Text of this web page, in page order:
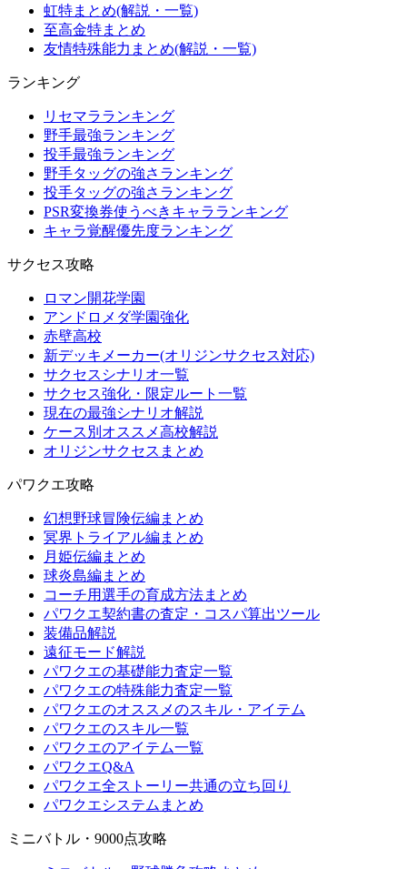
虹特まとめ(解説・一覧)
至高金特まとめ
友情特殊能力まとめ(解説・一覧)
ランキング
リセマラランキング
野手最強ランキング
投手最強ランキング
野手タッグの強さランキング
投手タッグの強さランキング
PSR変換券使うべきキャラランキング
キャラ覚醒優先度ランキング
サクセス攻略
ロマン開花学園
アンドロメダ学園強化
赤壁高校
新デッキメーカー(オリジンサクセス対応)
サクセスシナリオ一覧
サクセス強化・限定ルート一覧
現在の最強シナリオ解説
ケース別オススメ高校解説
オリジンサクセスまとめ
パワクエ攻略
幻想野球冒険伝編まとめ
冥界トライアル編まとめ
月姫伝編まとめ
球炎島編まとめ
コーチ用選手の育成方法まとめ
パワクエ契約書の査定・コスパ算出ツール
装備品解説
遠征モード解説
パワクエの基礎能力査定一覧
パワクエの特殊能力査定一覧
パワクエのオススメのスキル・アイテム
パワクエのスキル一覧
パワクエのアイテム一覧
パワクエQ&A
パワクエ全ストーリー共通の立ち回り
パワクエシステムまとめ
ミニバトル・9000点攻略